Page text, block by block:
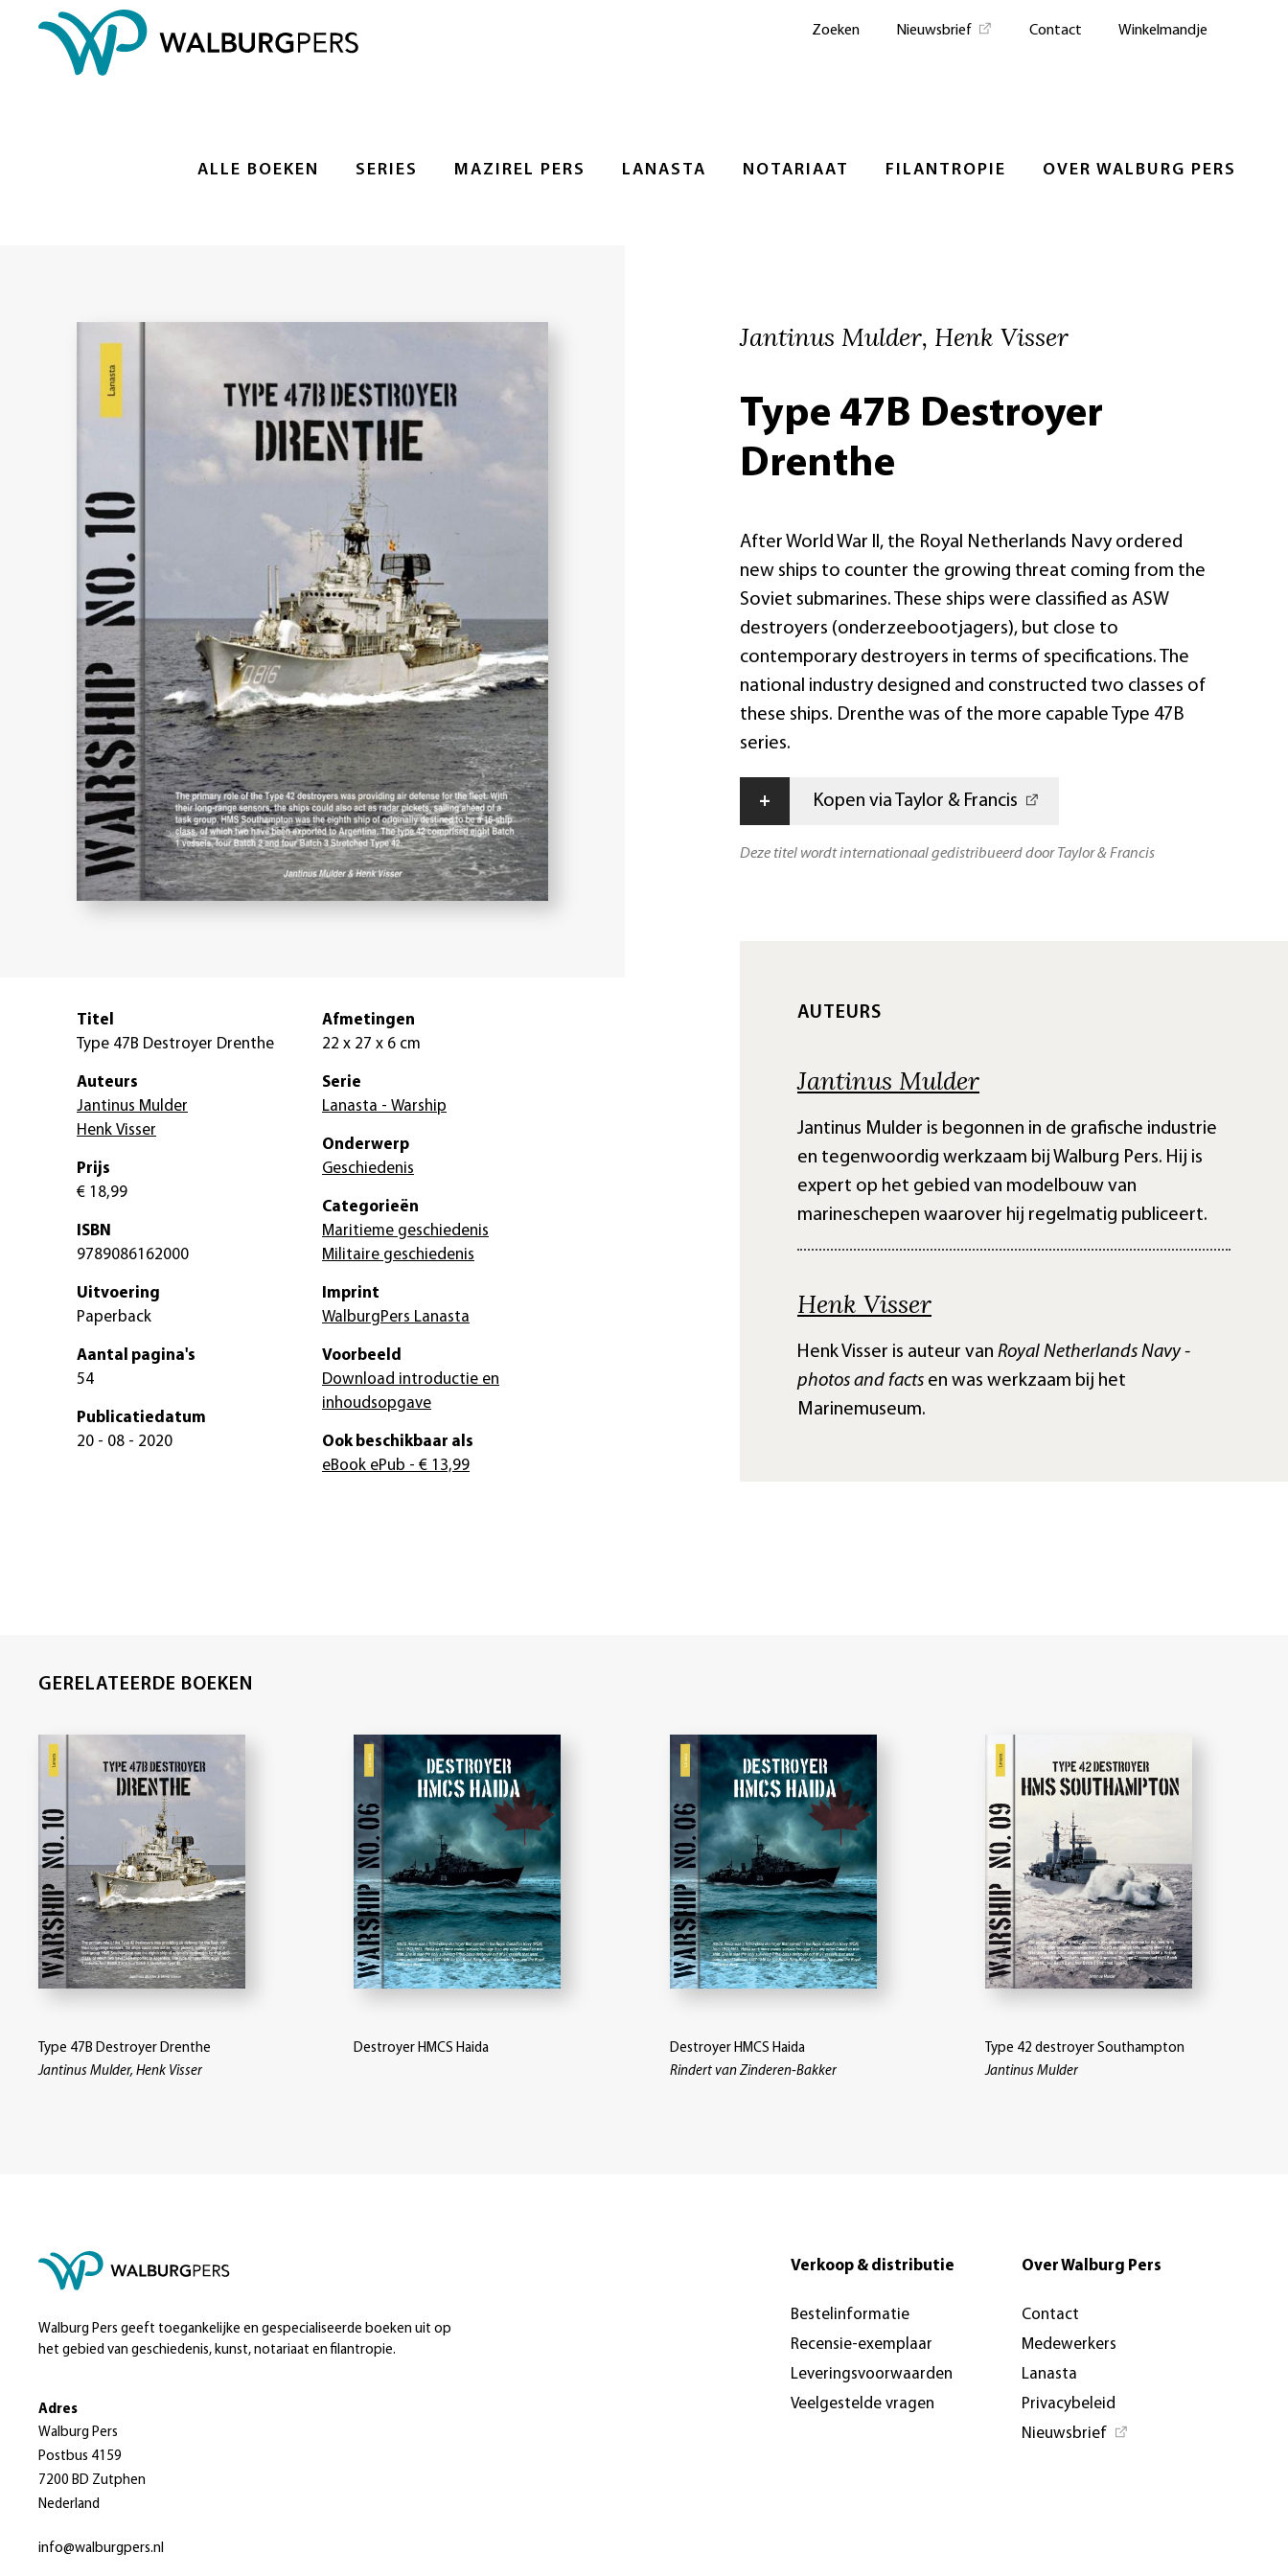
ALLE BOEKEN SERIES MAZIREL PERS LANASTA NOTARIAAT FILANTROPIE OVER WALBURG PERS
Zoeken Nieuwsbrief Contact Winkelmandje
Jantinus Mulder, Henk Visser
Type 47B Destroyer
Drenthe
After World War II, the Royal Netherlands Navy ordered
new ships to counter the growing threat coming from the
Soviet submarines. These ships were classified as ASW
destroyers (onderzeebootjagers), but close to
contemporary destroyers in terms of specifications. The
national industry designed and constructed two classes of
these ships. Drenthe was of the more capable Type 47B
series.
+ Kopen via Taylor & Francis
Deze titel wordt internationaal gedistribueerd door Taylor & Francis
AUTEURS
Jantinus Mulder
Jantinus Mulder is begonnen in de grafische industrie
en tegenwoordig werkzaam bij Walburg Pers. Hij is
expert op het gebied van modelbouw van
marineschepen waarover hij regelmatig publiceert.
Henk Visser
Henk Visser is auteur van Royal Netherlands Navy -
photos and facts en was werkzaam bij het
Marinemuseum.
Titel
Type 47B Destroyer Drenthe
Auteurs
Jantinus Mulder
Henk Visser
Prijs
€ 18,99
ISBN
9789086162000
Uitvoering
Paperback
Aantal pagina's
54
Publicatiedatum
20 - 08 - 2020
Afmetingen
22 x 27 x 6 cm
Serie
Lanasta - Warship
Onderwerp
Geschiedenis
Categorieën
Maritieme geschiedenis
Militaire geschiedenis
Imprint
WalburgPers Lanasta
Voorbeeld
Download introductie en
inhoudsopgave
Ook beschikbaar als
eBook ePub - € 13,99
GERELATEERDE BOEKEN
Type 47B Destroyer Drenthe
Jantinus Mulder, Henk Visser
Destroyer HMCS Haida
Destroyer HMCS Haida
Rindert van Zinderen-Bakker
Type 42 destroyer Southampton
Jantinus Mulder
Walburg Pers geeft toegankelijke en gespecialiseerde boeken uit op
het gebied van geschiedenis, kunst, notariaat en filantropie.
Adres
Walburg Pers
Postbus 4159
7200 BD Zutphen
Nederland
info@walburgpers.nl
Verkoop & distributie
Bestelinformatie
Recensie-exemplaar
Leveringsvoorwaarden
Veelgestelde vragen
Over Walburg Pers
Contact
Medewerkers
Lanasta
Privacybeleid
Nieuwsbrief